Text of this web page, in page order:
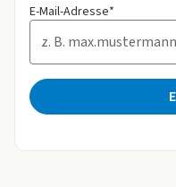
E-Mail-Adresse*